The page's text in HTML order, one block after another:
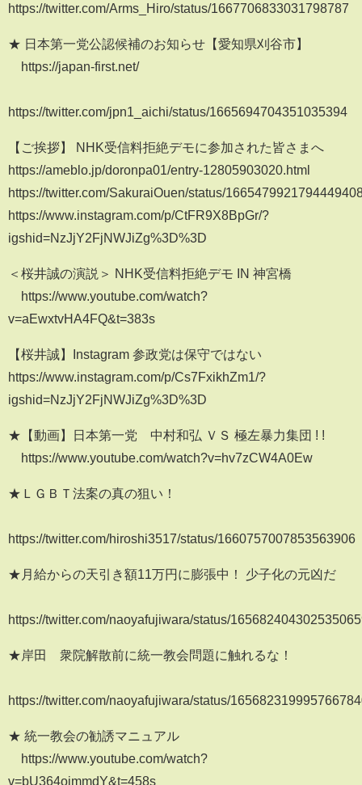
https://twitter.com/Arms_Hiro/status/1667706833031798787
★ 日本第一党公認候補のお知らせ【愛知県刈谷市】
https://japan-first.net/
https://twitter.com/jpn1_aichi/status/1665694704351035394
【ご挨拶】 NHK受信料拒絶デモに参加された皆さまへ
https://ameblo.jp/doronpa01/entry-12805903020.html
https://twitter.com/SakuraiOuen/status/
https://www.instagram.com/p/CtFR9X8BpGr/?
igshid=NzJjY2FjNWJiZg%3D%3D
＜桜井誠の演説＞ NHK受信料拒絶デモ IN 神宮橋
https://www.youtube.com/watch?
v=aEwxtvHA4FQ&t=383s
【桜井誠】Instagram 参政党は保守ではない
https://www.instagram.com/p/Cs7FxikhZm1/?
igshid=NzJjY2FjNWJiZg%3D%3D
★【動画】日本第一党 中村和弘 ＶＳ 極左暴力集団 ! !
https://www.youtube.com/watch?v=hv7zCW4A0Ew
★ＬＧＢＴ法案の真の狙い！
https://twitter.com/hiroshi3517/status/1660757007853563906
★月給からの天引き額11万円に膨張中！ 少子化の元凶だ
https://twitter.com/naoyafujiwara/status/
★岸田 衆院解散前に統一教会問題に触れるな！
https://twitter.com/naoyafujiwara/status/
★ 統一教会の勧誘マニュアル
https://www.youtube.com/watch?
v=bU364oimmdY&t=458s